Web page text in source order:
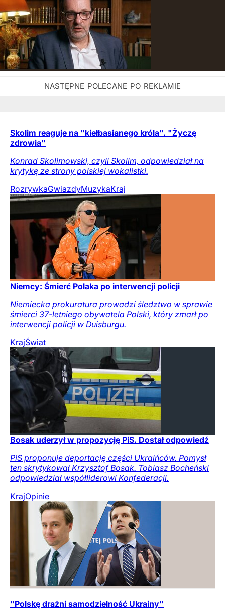
Skolim reaguje na "kiełbasianego króla". "Życzę
zdrowia"
Konrad Skolimowski, czyli Skolim, odpowiedział na
krytykę ze strony polskiej wokalistki.
RozrywkaGwiazdyMuzykaKraj
Niemcy: Śmierć Polaka po interwencji policji
Niemiecka prokuratura prowadzi śledztwo w sprawie
śmierci 37-letniego obywatela Polski, który zmarł po
interwencji policji w Duisburgu.
KrajŚwiat
Bosak uderzył w propozycję PiS. Dostał odpowiedź
PiS proponuje deportację części Ukraińców. Pomysł
ten skrytykował Krzysztof Bosak. Tobiasz Bocheński
odpowiedział współliderowi Konfederacji.
KrajOpinie
"Polskę drażni samodzielność Ukrainy"